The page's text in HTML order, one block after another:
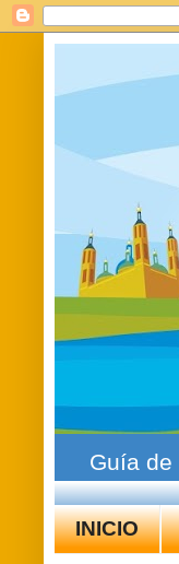
Guía de
INICIO